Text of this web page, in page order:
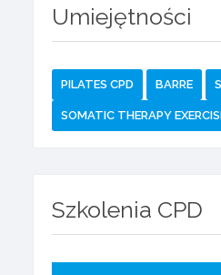
Umiejętności
PILATES CPD BARRE
SOMATIC THERAPY
Szkolenia CPD